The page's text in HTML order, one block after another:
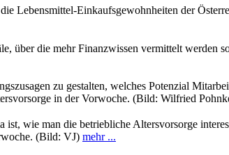
Lebensmittel-Einkaufsgewohnheiten der
über die mehr Finanzwissen vermittelt werden
zu gestalten, welches Potenzial
in der Vorwoche. (Bild: Wilfried
wie man die betriebliche Altersvorsorge
(Bild: VJ) mehr ...